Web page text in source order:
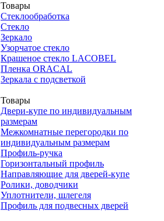
Товары
Стеклообработка
Стекло
Зеркало
Узорчатое стекло
Крашеное стекло LACOBEL
Пленка ORACAL
Зеркала с подсветкой
Товары
Двери-купе по индивидуальным
размерам
Межкомнатные перегородки по
индивидуальным размерам
Профиль-ручка
Горизонтальный профиль
Направляющие для дверей-купе
Ролики, доводчики
Уплотнители, шлегеля
Профиль для подвесных дверей